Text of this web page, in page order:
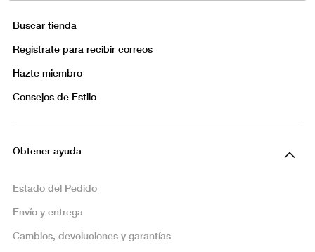
Buscar tienda
Regístrate para recibir correos
Hazte miembro
Consejos de Estilo
Obtener ayuda
Estado del Pedido
Envío y entrega
Cambios, devoluciones y garantías